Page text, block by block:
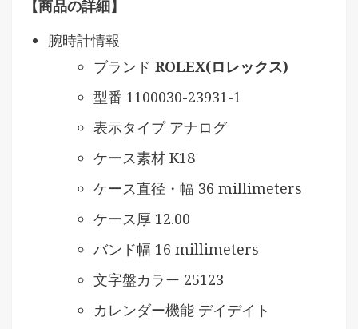
【商品の詳細】
腕時計情報
ブランド ROLEX(ロレックス)
型番 1100030-23931-1
表示タイプ アナログ
ケース素材 K18
ケース直径・幅 36 millimeters
ケース厚 12.00
バンド幅 16 millimeters
文字盤カラー 25123
カレンダー機能 デイデイト